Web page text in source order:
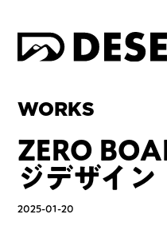
WORKS
ZERO
ジデザイン
2025-01-20